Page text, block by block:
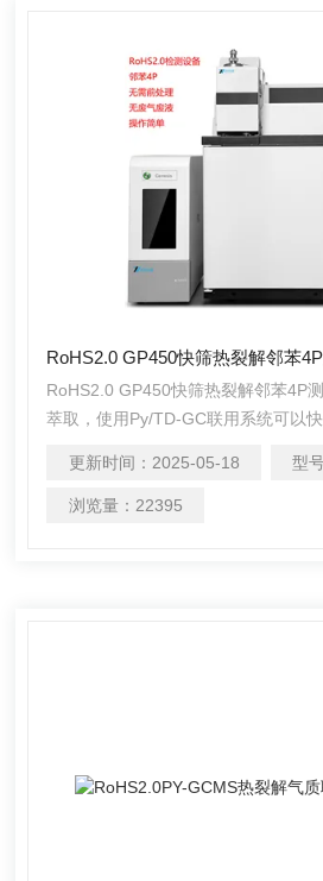
RoHS2.0 GP450快筛热裂解邻苯
RoHS2.0 GP450快筛热裂解邻苯4P
萃取，使用Py/TD-GC联用系统可以
直接称取样品上机分析就能得到分析
RoHS2.0 PY-GC热裂解邻苯4P测试
更新时间： 2025-05-18 型
浏览量： 22395